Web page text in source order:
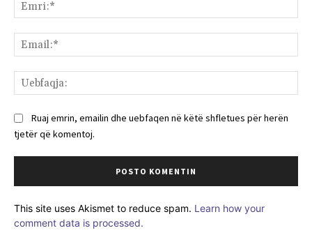
Ruaj emrin, emailin dhe uebfaqen në këtë shfletues për herën
tjetër që komentoj.
This site uses Akismet to reduce spam. Learn how your
comment data is processed.